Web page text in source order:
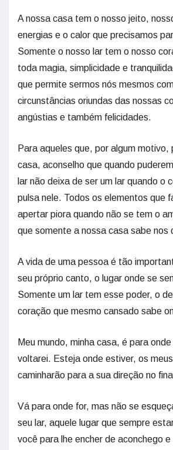
A nossa casa tem o nosso jeito,
energias e o calor que precisamos
Somente o nosso lar tem o nosso
toda magia, simplicidade e
que permite sermos nós mesmos
circunstâncias oriundas das nossas
angústias e também felicidades.
Para aqueles que, por algum motivo,
casa, aconselho que quando
lar não deixa de ser um lar quando o
pulsa nele. Todos os elementos que
apertar piora quando não se tem o
que somente a nossa casa sabe nos
A vida de uma pessoa é tão
seu próprio canto, o lugar onde se
Somente um lar tem esse poder, o
coração que mesmo cansado sabe
Meu mundo, minha casa, é para
voltarei. Esteja onde estiver, os
caminharão para a sua direção no
Vá para onde for, mas não se
seu lar, aquele lugar que sempre
você para lhe encher de aconchego